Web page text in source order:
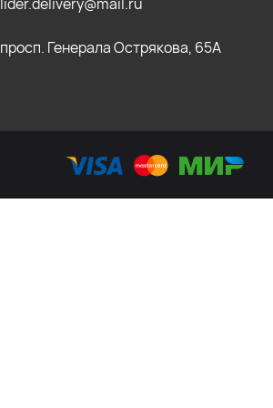
просп. Генерала Острякова, 65А